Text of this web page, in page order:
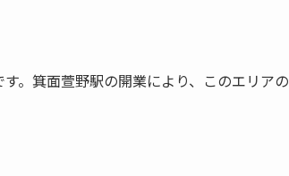
。箕面萱野駅の開業により、このエリアの